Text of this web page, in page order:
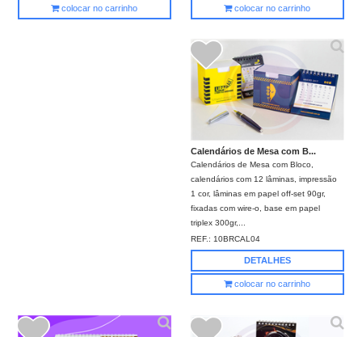
colocar no carrinho colocar no carrinho
Calendários de Mesa com B...
Calendários de Mesa com Bloco,
calendários com 12 lâminas, impressão
1 cor, lâminas em papel off-set 90gr,
fixadas com wire-o, base em papel
triplex 300gr,...
REF.:10BRCAL04
DETALHES
colocar no carrinho